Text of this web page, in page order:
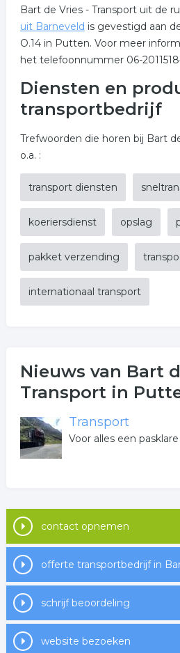
Bart de Vries - Transport uit de
uit Barneveld is gevestigd aan
O.14 in Putten. Voor meer
het telefoonnummer 06-
Diensten en
transportbedrijf
Trefwoorden die horen bij Bart
o.a. :
transport diensten
koeriersdienst opslag
pakket verzending
internationaal transport
Nieuws van Bart
Transport in
Transport
Voor alles een
contact opnemen
offerte transportbedrijf in
schrijf beoordeling
website bezoeken